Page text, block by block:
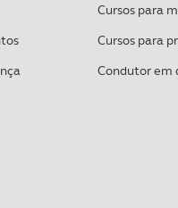
Cursos para
Cursos para
Condutor em